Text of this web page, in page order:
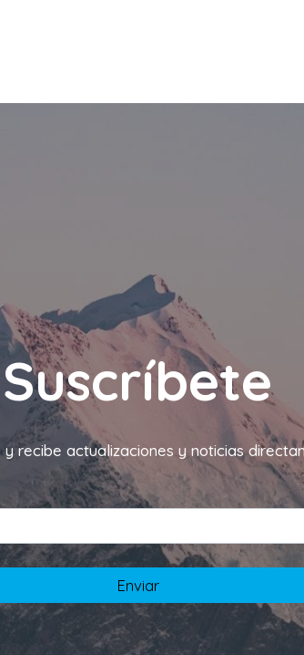
Suscríbete
recibe actualizaciones y noticias
Enviar